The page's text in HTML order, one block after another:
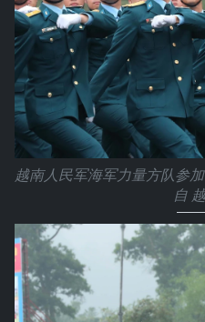
越南人民军海军力量方队参
自